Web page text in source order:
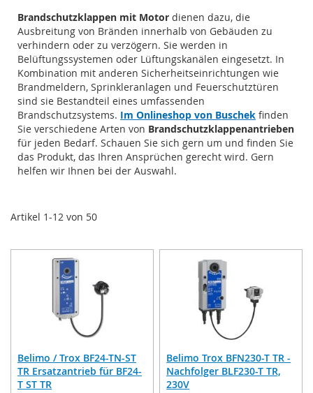
Brandschutzklappen mit Motor dienen dazu, die
Ausbreitung von Bränden innerhalb von Gebäuden zu
verhindern oder zu verzögern. Sie werden in
Belüftungssystemen oder Lüftungskanälen eingesetzt. In
Kombination mit anderen Sicherheitseinrichtungen wie
Brandmeldern, Sprinkleranlagen und Feuerschutztüren
sind sie Bestandteil eines umfassenden
Brandschutzsystems. Im Onlineshop von Buschek finden
Sie verschiedene Arten von Brandschutzklappenantrieben
für jeden Bedarf. Schauen Sie sich gern um und finden Sie
das Produkt, das Ihren Ansprüchen gerecht wird. Gern
helfen wir Ihnen bei der Auswahl.
Artikel 1-12 von 50
Belimo / Trox BF24-TN-ST
TR Ersatzantrieb für BF24-
T ST TR
Belimo Trox BFN230-T TR -
Nachfolger BLF230-T TR,
230V